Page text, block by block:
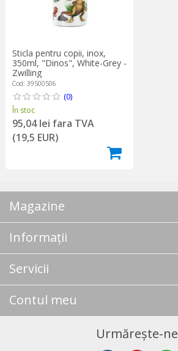
Sticla pentru copii, inox,
350ml, "Dinos", White-Grey -
Zwilling
Cod: 39500506
(0)
În stoc
95,04 lei fara TVA
(19,5 EUR)
Magazine
Informații
Servicii
Contul meu
Urmărește-ne